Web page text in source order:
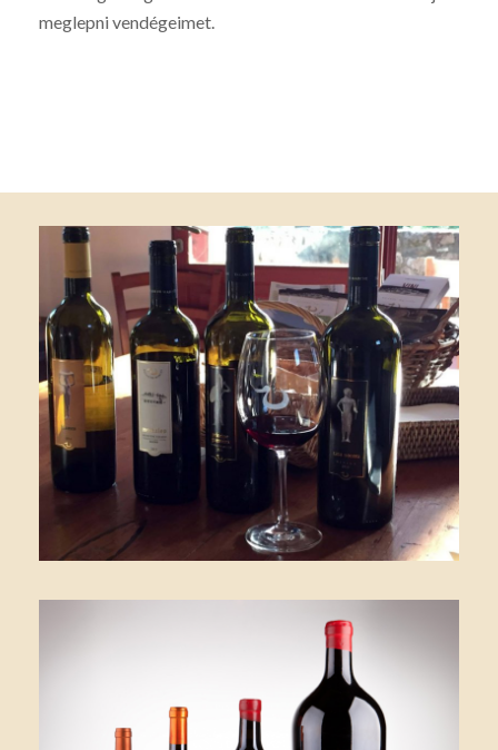
meglepni vendégeimet.